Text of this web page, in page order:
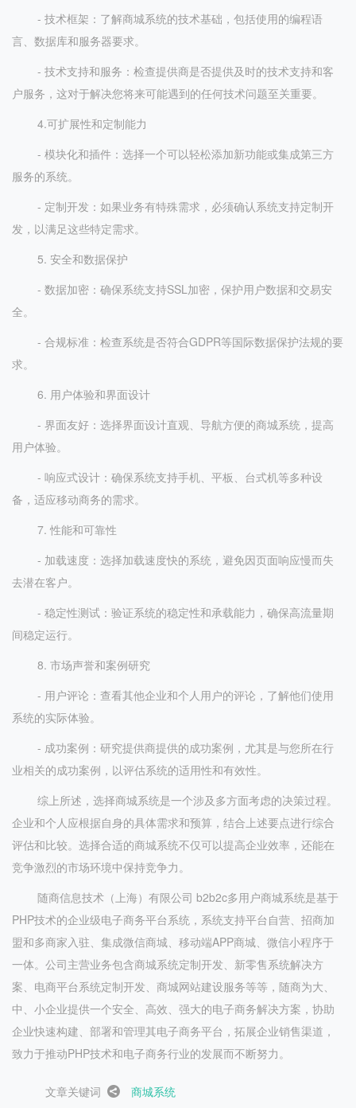
- 技术框架：了解商城系统的技术基础，包括使用的编程语
言、数据库和服务器要求。
- 技术支持和服务：检查提供商是否提供及时的技术支持和客
户服务，这对于解决您将来可能遇到的任何技术问题至关重要。
4.可扩展性和定制能力
- 模块化和插件：选择一个可以轻松添加新功能或集成第三方
服务的系统。
- 定制开发：如果业务有特殊需求，必须确认系统支持定制开
发，以满足这些特定需求。
5. 安全和数据保护
- 数据加密：确保系统支持SSL加密，保护用户数据和交易安
全。
- 合规标准：检查系统是否符合GDPR等国际数据保护法规的要
求。
6. 用户体验和界面设计
- 界面友好：选择界面设计直观、导航方便的商城系统，提高
用户体验。
- 响应式设计：确保系统支持手机、平板、台式机等多种设
备，适应移动商务的需求。
7. 性能和可靠性
- 加载速度：选择加载速度快的系统，避免因页面响应慢而失
去潜在客户。
- 稳定性测试：验证系统的稳定性和承载能力，确保高流量期
间稳定运行。
8. 市场声誉和案例研究
- 用户评论：查看其他企业和个人用户的评论，了解他们使用
系统的实际体验。
- 成功案例：研究提供商提供的成功案例，尤其是与您所在行
业相关的成功案例，以评估系统的适用性和有效性。
综上所述，选择商城系统是一个涉及多方面考虑的决策过程。
企业和个人应根据自身的具体需求和预算，结合上述要点进行综合
评估和比较。选择合适的商城系统不仅可以提高企业效率，还能在
竞争激烈的市场环境中保持竞争力。
随商信息技术（上海）有限公司 b2b2c多用户商城系统是基于
PHP技术的企业级电子商务平台系统，系统支持平台自营、招商加
盟和多商家入驻、集成微信商城、移动端APP商城、微信小程序于
一体。公司主营业务包含商城系统定制开发、新零售系统解决方
案、电商平台系统定制开发、商城网站建设服务等等，随商为大、
中、小企业提供一个安全、高效、强大的电子商务解决方案，协助
企业快速构建、部署和管理其电子商务平台，拓展企业销售渠道，
致力于推动PHP技术和电子商务行业的发展而不断努力。
文章关键词 商城系统